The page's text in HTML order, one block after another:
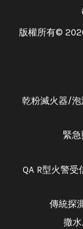
版權所有©
乾粉滅火器/
緊
QA R型火警
傳統探
撒